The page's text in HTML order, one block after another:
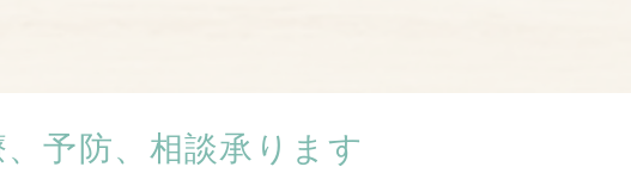
予防、相談承ります